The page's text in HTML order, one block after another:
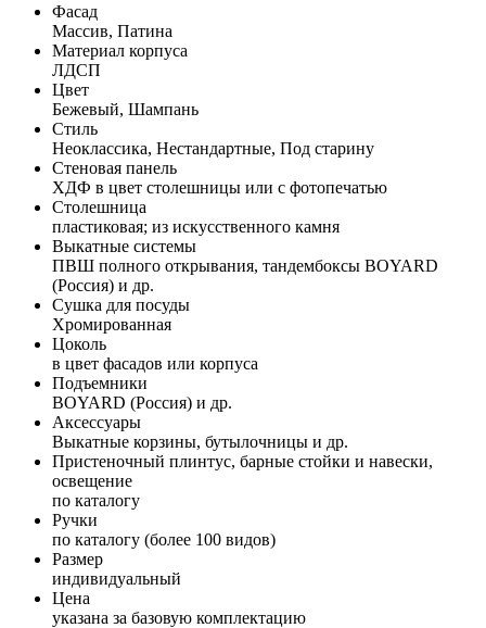
Фасад
Массив, Патина
Материал корпуса
ЛДСП
Цвет
Бежевый, Шампань
Стиль
Неоклассика, Нестандартные, Под старину
Стеновая панель
ХДФ в цвет столешницы или с фотопечатью
Столешница
пластиковая; из искусственного камня
Выкатные системы
ПВШ полного открывания, тандембоксы BOYARD
(Россия) и др.
Сушка для посуды
Хромированная
Цоколь
в цвет фасадов или корпуса
Подъемники
BOYARD (Россия) и др.
Аксессуары
Выкатные корзины, бутылочницы и др.
Пристеночный плинтус, барные стойки и навески,
освещение
по каталогу
Ручки
по каталогу (более 100 видов)
Размер
индивидуальный
Цена
указана за базовую комплектацию